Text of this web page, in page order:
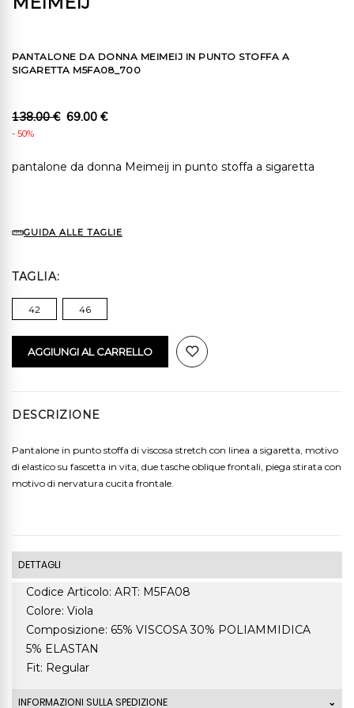
PANTALONE DA DONNA MEIMEIJ IN PUNTO STOFFA A
SIGARETTA M5FA08_700
138.00 € 69.00 €
- 50%
pantalone da donna Meimeij in punto stoffa a sigaretta
GUIDA ALLE TAGLIE
TAGLIA
42 46
AGGIUNGI AL CARRELLO
DESCRIZIONE
Pantalone in punto stoffa di viscosa stretch con linea a sigaretta, motivo
di elastico su fascetta in vita, due tasche oblique frontali, piega stirata con
motivo di nervatura cucita frontale.
DETTAGLI
Codice Articolo: ART: M5FA08
Colore: Viola
Composizione: 65% VISCOSA 30% POLIAMMIDICA
5% ELASTAN
Fit: Regular
INFORMAZIONI SULLA SPEDIZIONE